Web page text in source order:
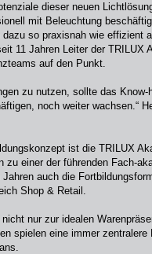
dieser neuen
mit Beleuchtung
so praxisnah wie effizient
11 Jahren Leiter der TRILUX
auf den Punkt.
zu nutzen, sollte das
noch weiter wachsen.“
ist die TRILUX
zu einer der führenden Fach-
auch die
Shop & Retail.
nur zur idealen
spielen eine immer